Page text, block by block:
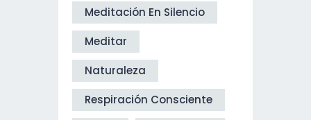
Meditación En Silencio
Meditar
Naturaleza
Respiración Consciente